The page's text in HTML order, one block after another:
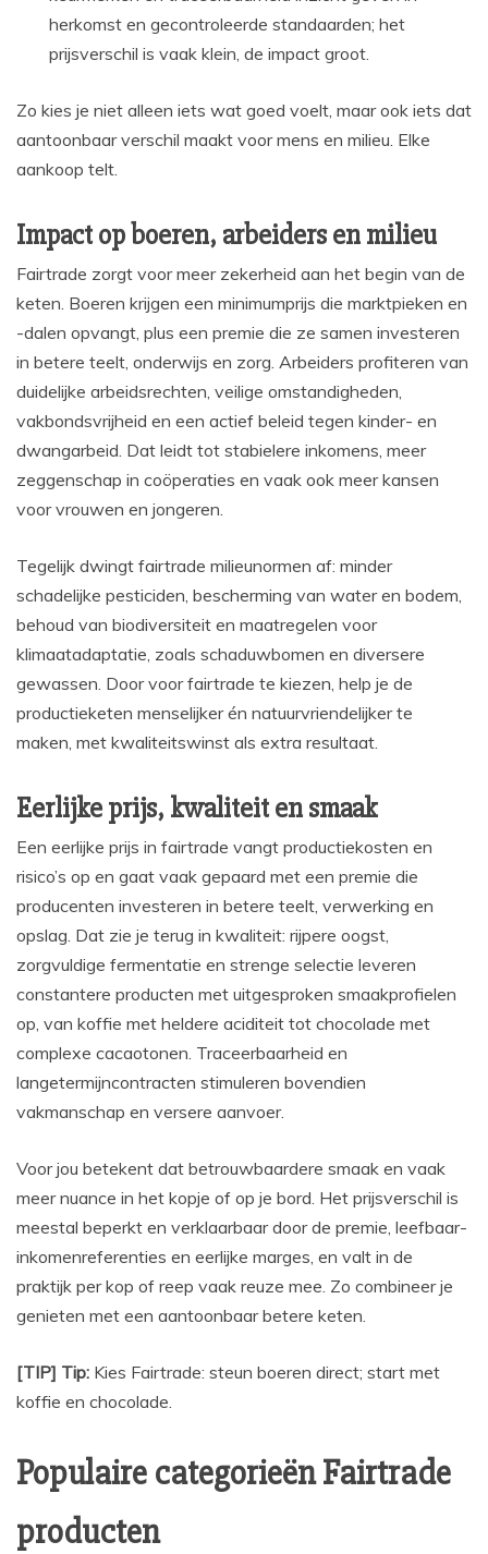
herkomst en gecontroleerde standaarden; het
prijsverschil is vaak klein, de impact groot.
Zo kies je niet alleen iets wat goed voelt, maar ook iets dat
aantoonbaar verschil maakt voor mens en milieu. Elke
aankoop telt.
Impact op boeren, arbeiders en milieu
Fairtrade zorgt voor meer zekerheid aan het begin van de
keten. Boeren krijgen een minimumprijs die marktpieken en
-dalen opvangt, plus een premie die ze samen investeren
in betere teelt, onderwijs en zorg. Arbeiders profiteren van
duidelijke arbeidsrechten, veilige omstandigheden,
vakbondsvrijheid en een actief beleid tegen kinder- en
dwangarbeid. Dat leidt tot stabielere inkomens, meer
zeggenschap in coöperaties en vaak ook meer kansen
voor vrouwen en jongeren.
Tegelijk dwingt fairtrade milieunormen af: minder
schadelijke pesticiden, bescherming van water en bodem,
behoud van biodiversiteit en maatregelen voor
klimaatadaptatie, zoals schaduwbomen en diversere
gewassen. Door voor fairtrade te kiezen, help je de
productieketen menselijker én natuurvriendelijker te
maken, met kwaliteitswinst als extra resultaat.
Eerlijke prijs, kwaliteit en smaak
Een eerlijke prijs in fairtrade vangt productiekosten en
risico’s op en gaat vaak gepaard met een premie die
producenten investeren in betere teelt, verwerking en
opslag. Dat zie je terug in kwaliteit: rijpere oogst,
zorgvuldige fermentatie en strenge selectie leveren
constantere producten met uitgesproken smaakprofielen
op, van koffie met heldere aciditeit tot chocolade met
complexe cacaotonen. Traceerbaarheid en
langetermijncontracten stimuleren bovendien
vakmanschap en versere aanvoer.
Voor jou betekent dat betrouwbaardere smaak en vaak
meer nuance in het kopje of op je bord. Het prijsverschil is
meestal beperkt en verklaarbaar door de premie, leefbaar-
inkomenreferenties en eerlijke marges, en valt in de
praktijk per kop of reep vaak reuze mee. Zo combineer je
genieten met een aantoonbaar betere keten.
[TIP] Tip: Kies Fairtrade: steun boeren direct; start met
koffie en chocolade.
Populaire categorieën Fairtrade
producten